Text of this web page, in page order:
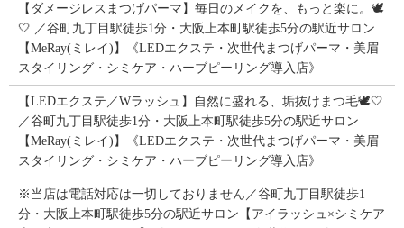
【ダメージレスまつげパーマ】毎日のメイクを、もっと楽に。🕊️
🤍 ／谷町九丁目駅徒歩1分・大阪上本町駅徒歩5分の駅近サロン
【MeRay(ミレイ)】《LEDエクステ・次世代まつげパーマ・美眉
スタイリング・シミケア・ハーブピーリング導入店》
【LEDエクステ／Wラッシュ】自然に盛れる、垢抜けまつ毛🕊️🤍
／谷町九丁目駅徒歩1分・大阪上本町駅徒歩5分の駅近サロン
【MeRay(ミレイ)】《LEDエクステ・次世代まつげパーマ・美眉
スタイリング・シミケア・ハーブピーリング導入店》
※当店は電話対応は一切しておりません／谷町九丁目駅徒歩1
分・大阪上本町駅徒歩5分の駅近サロン【アイラッシュ×シミケア